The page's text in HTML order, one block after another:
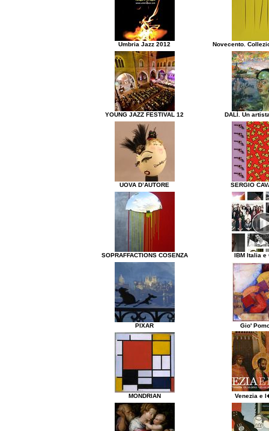
Umbria Jazz 2012 Novecento.
YOUNG JAZZ FESTIVAL 12 DALÌ. Un
UOVA D’AUTORE SERGIO
SOPRAFFACTIONS COSENZA IBM Italia e
PIXAR Gio'
MONDRIAN Venezia e